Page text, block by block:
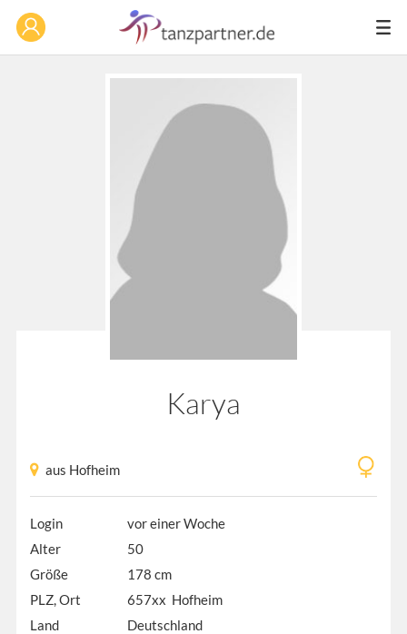
Karya
aus Hofheim
Login
vor einer Woche
Alter
50
Größe
178 cm
PLZ, Ort
657xx Hofheim
Land
Deutschland